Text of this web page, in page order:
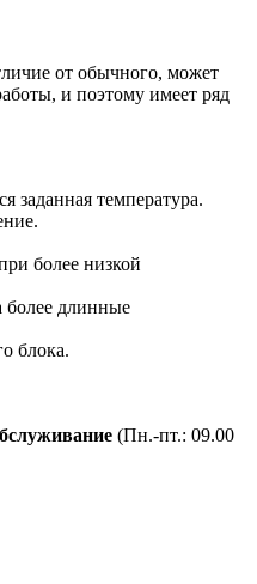
от обычного, может
и поэтому имеет ряд
заданная температура.
более низкой
более длинные
блока.
(Пн.-пт.: 09.00